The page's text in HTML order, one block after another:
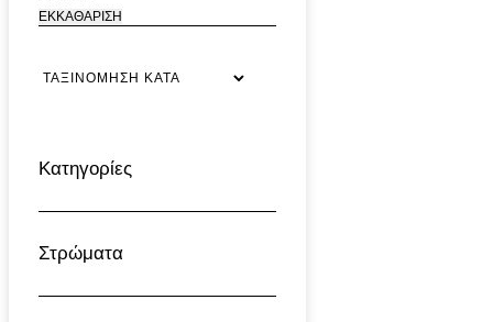
ΕΚΚΑΘΑΡΙΣΗ
Κατηγορίες
Στρώματα